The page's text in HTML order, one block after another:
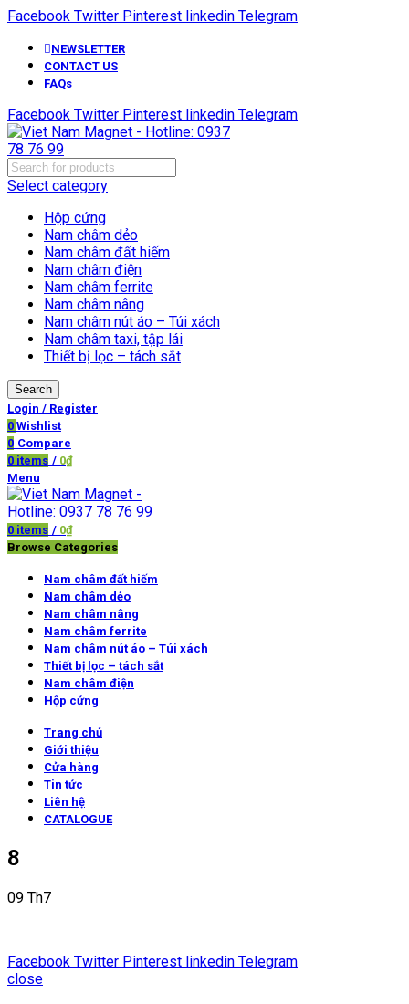
Facebook Twitter Pinterest linkedin Telegram
NEWSLETTER
CONTACT US
FAQs
Facebook Twitter Pinterest linkedin Telegram
Select category
Hộp cứng
Nam châm dẻo
Nam châm đất hiếm
Nam châm điện
Nam châm ferrite
Nam châm nâng
Nam châm nút áo – Túi xách
Nam châm taxi, tập lái
Thiết bị lọc – tách sắt
Search
Login / Register
0 Wishlist
0 Compare
0 items / 0₫
Menu
0 items / 0₫
Browse Categories
Nam châm đất hiếm
Nam châm dẻo
Nam châm nâng
Nam châm ferrite
Nam châm nút áo – Túi xách
Thiết bị lọc – tách sắt
Nam châm điện
Hộp cứng
Trang chủ
Giới thiệu
Cửa hàng
Tin tức
Liên hệ
CATALOGUE
8
09 Th7
Facebook Twitter Pinterest linkedin Telegram
close